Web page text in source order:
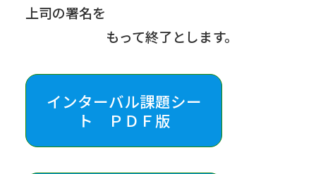
上司の署名を
もって終了とします。
インターバル課題シー
ト ＰＤＦ版